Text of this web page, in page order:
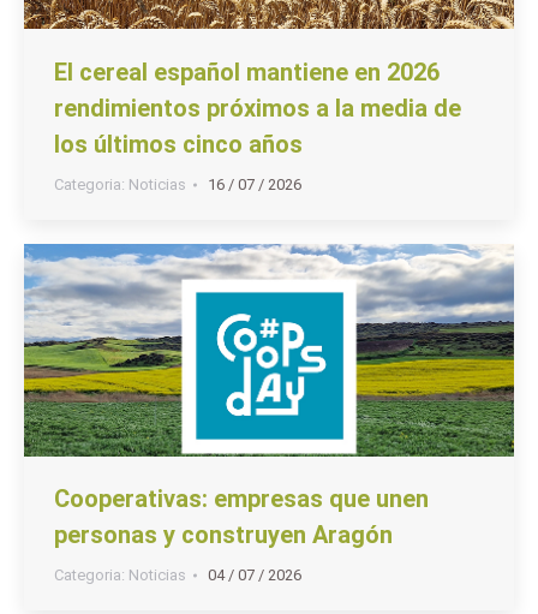
El cereal español mantiene en 2026
rendimientos próximos a la media de
los últimos cinco años
Categoria: Noticias 16 / 07 / 2026
Cooperativas: empresas que unen
personas y construyen Aragón
Categoria: Noticias 04 / 07 / 2026